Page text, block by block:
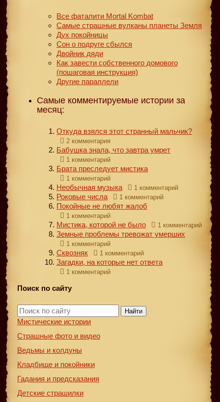
Все фаталити Mortal Kombat
Самые страшные вулканы планеты Земля
Дух покойницы
Сон о подруге сбылся
Двойник дяди
Как завести собственного домового
(пошаговая инструкция)
Другие параллели
Самые комментируемые истории за
месяц:
Откуда взялся этот странный мальчик?
2 комментария
Бабушка знала, что завтра умрет
1 комментарий
Брата преследует мистика
1 комментарий
Необычная музыка 1 комментарий
Роковые числа 1 комментарий
Покойные не любят жалоб
1 комментарий
Мистика, которой не было 1 комментарий
Земные проблемы тревожат умерших
1 комментарий
Сквозняк 1 комментарий
Загадки, на которые нет ответа
1 комментарий
Поиск по сайту
Найти
Мистические истории
Страшные фото и видео
Ведьмы и колдуны
Кладбище и покойники
Гадания и предсказания
Детские страшилки